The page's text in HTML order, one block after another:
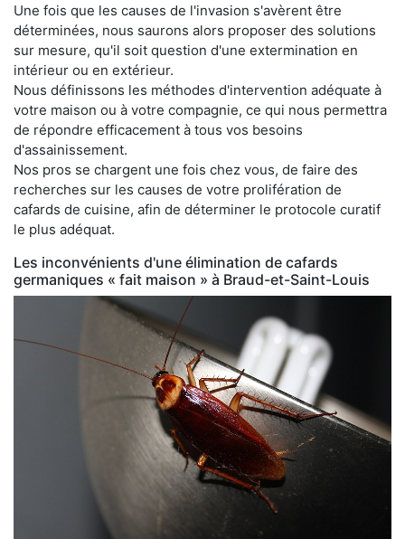
Une fois que les causes de l'invasion s'avèrent être
déterminées, nous saurons alors proposer des solutions
sur mesure, qu'il soit question d'une extermination en
intérieur ou en extérieur.
Nous définissons les méthodes d'intervention adéquate à
votre maison ou à votre compagnie, ce qui nous permettra
de répondre efficacement à tous vos besoins
d'assainissement.
Nos pros se chargent une fois chez vous, de faire des
recherches sur les causes de votre prolifération de
cafards de cuisine, afin de déterminer le protocole curatif
le plus adéquat.
Les inconvénients d'une élimination de cafards
germaniques « fait maison » à Braud-et-Saint-Louis